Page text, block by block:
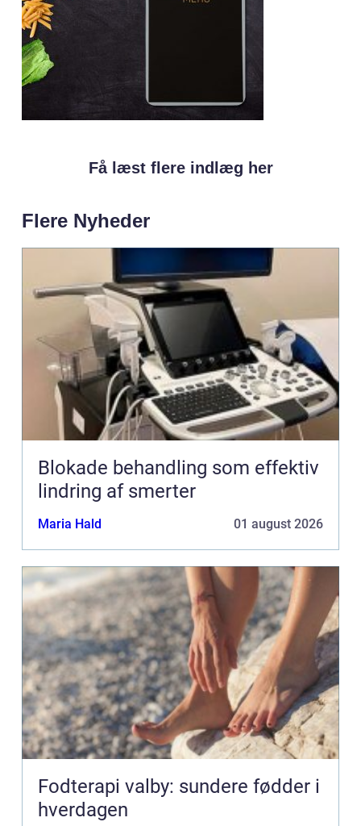
Få læst flere indlæg her
Flere Nyheder
Blokade behandling som effektiv
lindring af smerter
Maria Hald 01 august 2026
Fodterapi valby: sundere fødder i
hverdagen